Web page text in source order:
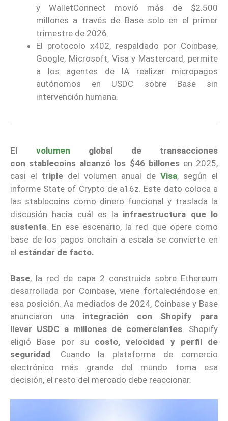
y WalletConnect movió más de $2.500
millones a través de Base solo en el primer
trimestre de 2026.
El protocolo x402, respaldado por Coinbase,
Google, Microsoft, Visa y Mastercard, permite
a los agentes de IA realizar micropagos
autónomos en USDC sobre Base sin
intervención humana.
El volumen global de transacciones
con stablecoins alcanzó los $46 billonesen 2025,
casi el triple del volumen anual de Visa, según el
informe State of Crypto de a16z. Este dato coloca a
las stablecoins como dinero funcional y traslada la
discusión hacia cuál es la infraestructura que lo
sustenta. En ese escenario, la red que opere como
base de los pagos onchain a escala se convierte en
el estándar de facto.
Base, la red de capa 2 construida sobre Ethereum
desarrollada por Coinbase, viene fortaleciéndose en
esa posición. Aa mediados de 2024, Coinbase y Base
anunciaron una integración con Shopify para
llevar USDC a millones de comerciantes. Shopify
eligió Base por su costo, velocidad y perfil de
seguridad . Cuando la plataforma de comercio
electrónico más grande del mundo toma esa
decisión, el resto del mercado debe reaccionar.